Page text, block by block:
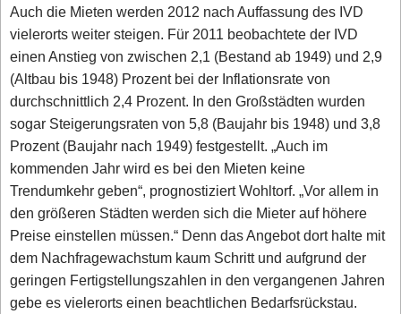
Auch die Mieten werden 2012 nach Auffassung des IVD
vielerorts weiter steigen. Für 2011 beobachtete der IVD
einen Anstieg von zwischen 2,1 (Bestand ab 1949) und 2,9
(Altbau bis 1948) Prozent bei der Inflationsrate von
durchschnittlich 2,4 Prozent. In den Großstädten wurden
sogar Steigerungsraten von 5,8 (Baujahr bis 1948) und 3,8
Prozent (Baujahr nach 1949) festgestellt. „Auch im
kommenden Jahr wird es bei den Mieten keine
Trendumkehr geben“, prognostiziert Wohltorf. „Vor allem in
den größeren Städten werden sich die Mieter auf höhere
Preise einstellen müssen.“ Denn das Angebot dort halte mit
dem Nachfragewachstum kaum Schritt und aufgrund der
geringen Fertigstellungszahlen in den vergangenen Jahren
gebe es vielerorts einen beachtlichen Bedarfsrückstau.